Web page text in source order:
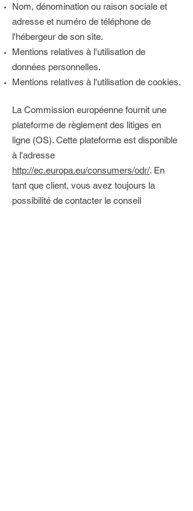
Nom, dénomination ou raison sociale et
adresse et numéro de téléphone de
l'hébergeur de son site.
Mentions relatives à l'utilisation de
données personnelles.
Mentions relatives à l'utilisation de cookies.
La Commission européenne fournit une
plateforme de règlement des litiges en
ligne (OS). Cette plateforme est disponible
à l'adresse
http://ec.europa.eu/consumers/odr/. En
tant que client, vous avez toujours la
possibilité de contacter le conseil